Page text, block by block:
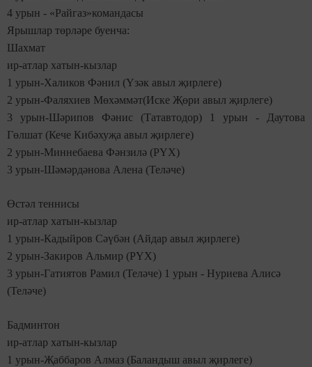
4 урын - «Райгаз»командасы
Ярышлар төрләре буенча:
Шахмат
ир-атлар хатын-кызлар
1 урын-Халиков Фәнил (Үзәк авыл җирлеге)
2 урын-Фаляхиев Мөхәммәт(Иске Җөри авыл җирлеге)
3 урын-Шәрипов Фәнис (Татавтодор) 1 урын - Даутова
Гөлшат (Кече Кибәхуҗа авыл җирлеге)
2 урын-Миннебаева Фәнзилә (РҮХ)
3 урын-Шәмәрдәнова Алена (Теләче)
Өстәл теннисы
ир-атлар хатын-кызлар
1 урын-Кадыйров Сәүбән (Айдар авыл җирлеге)
2 урын-Закиров Альмир (РҮХ)
3 урын-Гатиятов Рамил (Теләче) 1 урын - Нуриева Алисә
(Теләче)
Бадминтон
ир-атлар хатын-кызлар
1 урын-Җаббаров Алмаз (Баландыш авыл җирлеге)